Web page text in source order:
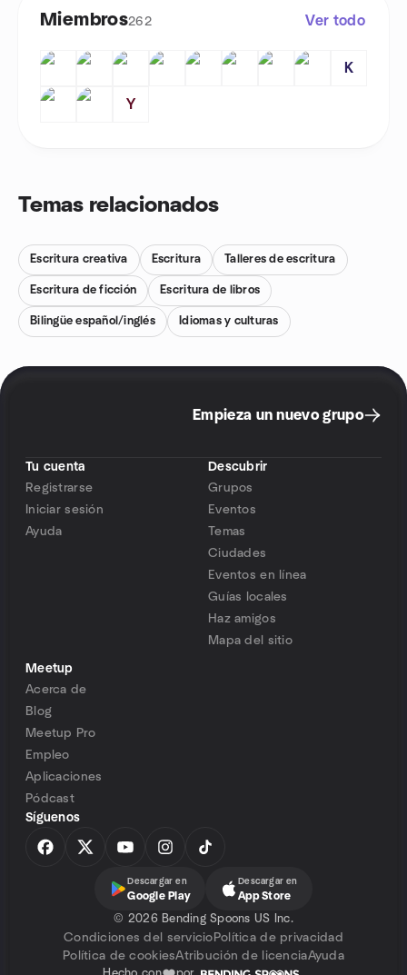
Miembros262 Ver todo
K
Y
Temas relacionados
Escritura creativa Escritura Talleres de escritura
Escritura de ficción Escritura de libros
Bilingüe español/inglés Idiomas y culturas
Empieza un nuevo grupo
Tu cuenta
Registrarse
Iniciar sesión
Ayuda
Descubrir
Grupos
Eventos
Temas
Ciudades
Eventos en línea
Guías locales
Haz amigos
Mapa del sitio
Meetup
Acerca de
Blog
Meetup Pro
Empleo
Aplicaciones
Pódcast
Síguenos
Descargar en
Google Play
Descargar en
App Store
© 2026 Bending Spoons US Inc.
Condiciones del servicio Política de privacidad
Política de cookiesAtribución de licenciaAyuda